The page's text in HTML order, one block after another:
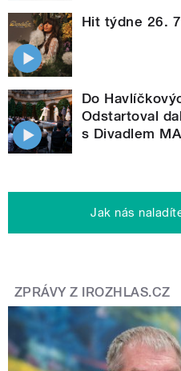
Hit týdne 26.
Do
Odstartoval
s Divadlem MA
Jak nás
ZPRÁVY Z IROZHLAS.CZ